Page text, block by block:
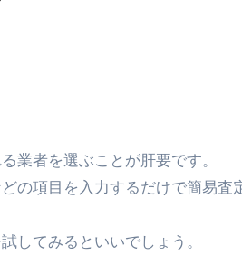
業者を選ぶことが肝要です。
の項目を入力するだけで簡易査
してみるといいでしょう。